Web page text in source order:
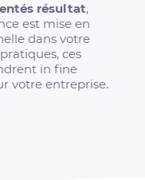
résultat,
est mise en
dans votre
ces
in fine
votre entreprise.